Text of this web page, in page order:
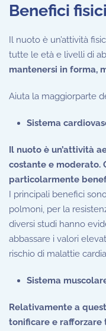
Benefici
Il nuoto è un’attività
tutte le età e livelli di
mantenersi in forma,
Aiuta la maggiorparte
Sistema
Il nuoto è un’attività
costante e moderato.
particolarmente
I principali benefici
polmoni, per la
diversi studi hanno
abbassare i valori
rischio di malattie
Sistema
Relativamente a
tonificare e